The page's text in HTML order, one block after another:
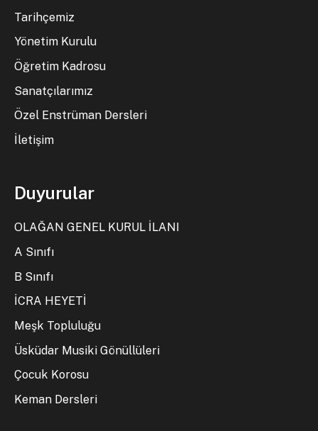
Tarihçemiz
Yönetim Kurulu
Öğretim Kadrosu
Sanatçılarımız
Özel Enstrüman Dersleri
İletişim
Duyurular
OLAĞAN GENEL KURUL İLANI
A Sınıfı
B Sınıfı
İCRA HEYETİ
Meşk Topluluğu
Üsküdar Musiki Gönüllüleri
Çocuk Korosu
Keman Dersleri